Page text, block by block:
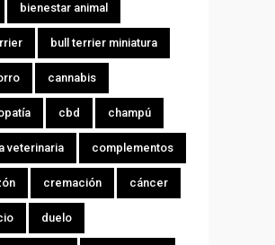
bienestar animal
bull terrier miniatura
cannabis
cbd champú
veterinaria complementos
cremación cáncer
duelo